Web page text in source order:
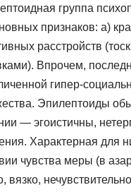
группа
признаков: а)
расстройств
Впрочем,
гипер-
Эпилептоиды
— эгоистичны,
Характерная для
чувства меры (в
вязко,